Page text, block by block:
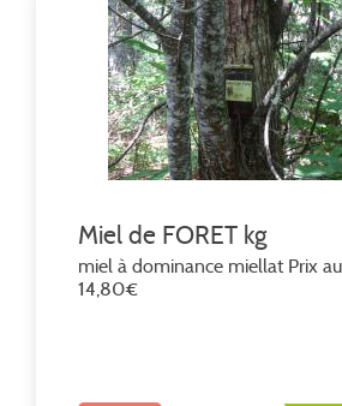
Miel de FORET kg
miel à dominance miellat Prix
14,80€